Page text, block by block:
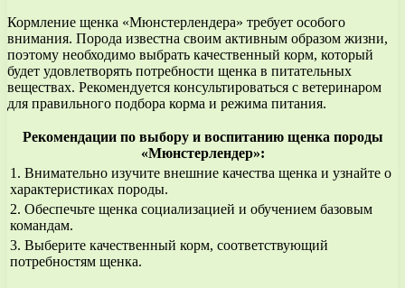
Кормление щенка «Мюнстерлендера» требует особого
внимания. Порода известна своим активным образом жизни,
поэтому необходимо выбрать качественный корм, который
будет удовлетворять потребности щенка в питательных
веществах. Рекомендуется консультироваться с ветеринаром
для правильного подбора корма и режима питания.
Рекомендации по выбору и воспитанию щенка породы
«Мюнстерлендер»:
1. Внимательно изучите внешние качества щенка и узнайте о
характеристиках породы.
2. Обеспечьте щенка социализацией и обучением базовым
командам.
3. Выберите качественный корм, соответствующий
потребностям щенка.